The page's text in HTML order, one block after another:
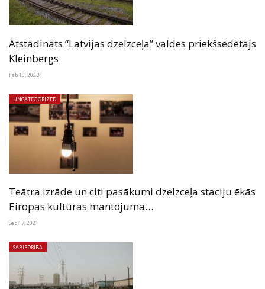
Atstādināts “Latvijas dzelzceļa” valdes priekšsēdētājs
Kleinbergs
Feb 10, 2023
UNCATEGORIZED
Teātra izrāde un citi pasākumi dzelzceļa staciju ēkās
Eiropas kultūras mantojuma…
Sep 17, 2021
SABIEDRĪBA